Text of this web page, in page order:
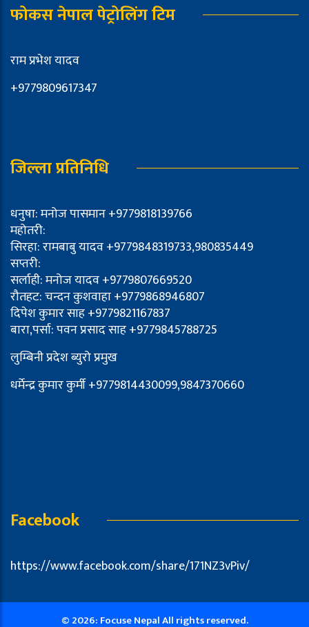
फोकस नेपाल पेट्रोलिंग टिम
राम प्रभेश यादव
+9779809617347
जिल्ला प्रतिनिधि
धनुषा: मनोज पासमान +9779818139766
महोतरी:
सिरहा: रामबाबु यादव +9779848319733,980835449
सप्तरी:
सर्लाही: मनोज यादव +9779807669520
रौतहट: चन्दन कुशवाहा +9779868946807
दिपेश कुमार साह +9779821167837
बारा,पर्सा: पवन प्रसाद साह +9779845788725
लुम्बिनी प्रदेश ब्युरो प्रमुख
धर्मेन्द्र कुमार कुर्मी +9779814430099,9847370660
Facebook
https://www.facebook.com/share/171NZ3vPiv/
© 2026: Focuse Nepal All rights reserved.